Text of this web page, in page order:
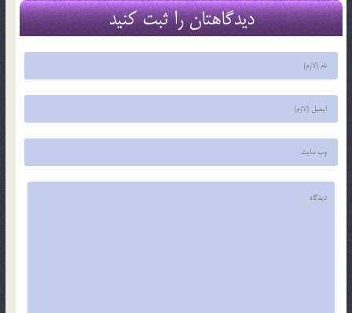
دیدگاهتان را ثبت کنید